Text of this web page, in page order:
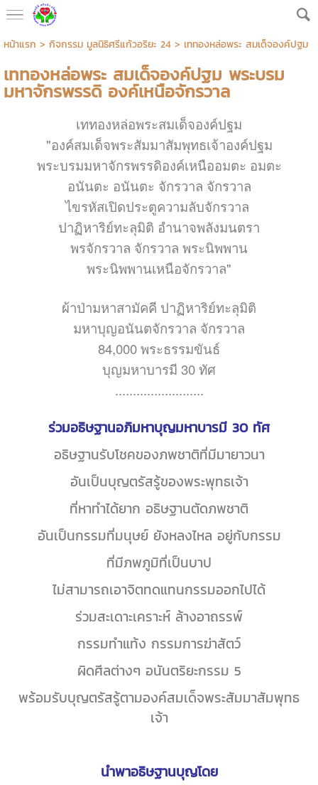
หน้าแรก > กิจกรรม มูลนิธิศรีแก้วอริยะ 24> เททองหล่อพระ สมเด็จองค์ปฐม
เททองหล่อพระ สมเด็จองค์ปฐม พระบรม
มหาจักรพรรดิ องค์เหนือจักรวาล
เททองหล่อพระสมเด็จองค์ปฐม
"องค์สมเด็จพระสัมมาสัมพุทธเจ้าองค์ปฐม
พระบรมมหาจักรพรรดิองค์เหนืออมตะ อมตะ
อนันตะ อนันตะ จักรวาล จักรวาล
ไขรหัสเปิดประตูความลับจักรวาล
ปาฏิหาริย์ทะลุมิติ อำนาจพลังมนตรา
พรจักรวาล จักรวาล พระนิพพาน
พระนิพพานเหนือจักรวาล"
ผ้าป่ามหาสามัคคี ปาฏิหาริย์ทะลุมิติ
มหาบุญอนันตจักรวาล จักรวาล
84,000 พระธรรมขันธ์
บุญมหาบารมี 30 ทัศ
.........................
ร่วมอธิษฐานอภิมหาบุญมหาบารมี 30 ทัศ
อธิษฐานรับโชคของภพชาติที่มีมายาวนา
อันเป็นบุญตรัสรู้ของพระพุทธเจ้า
ที่หาทำได้ยาก อธิษฐานตัดภพชาติ
อันเป็นกรรมที่มนุษย์ ยังหลงไหล อยู่กับกรรม
ที่มีภพภูมิที่เป็นบาป
ไม่สามารถเอาจิตทดแทนกรรมออกไปได้
ร่วมสะเดาะเคราะห์ ล้างอาถรรพ์
กรรมทำแท้ง กรรมการฆ่าสัตว์
ผิดศีลต่างๆ อนันตริยะกรรม 5
พร้อมรับบุญตรัสรู้ตามองค์สมเด็จพระสัมมาสัมพุทธ
เจ้า
นำพาอธิษฐานบุญโดย